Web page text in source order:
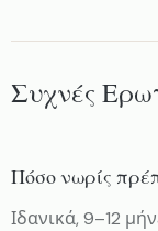
Συχνές
Πόσο νωρίς
Ιδανικά, 9–12